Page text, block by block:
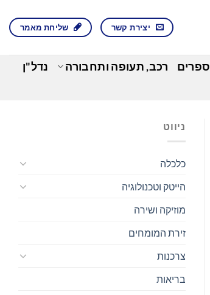
יצירת קשר שליחת מאמר
ספרים רכב, תעופה ותחבורה
נדל"ן
ניווט
כלכלה
הייטק וטכנולוגיה
מוזיקה ושירה
זירת המומחים
צרכנות
בריאות